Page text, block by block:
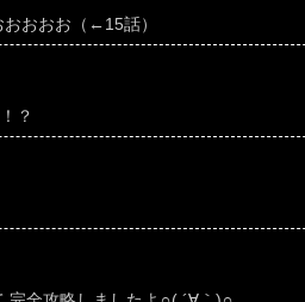
おおお（←15話）
？